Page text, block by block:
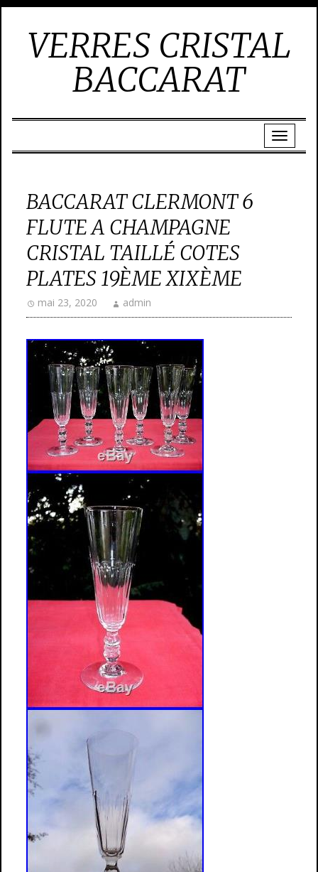
VERRES CRISTAL
BACCARAT
BACCARAT CLERMONT 6
FLUTE A CHAMPAGNE
CRISTAL TAILLÉ COTES
PLATES 19ÈME XIXÈME
mai 23, 2020 admin